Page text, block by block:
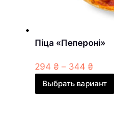
Піца «Пепероні»
294 ₴ – 344 ₴
Выбрать вариант